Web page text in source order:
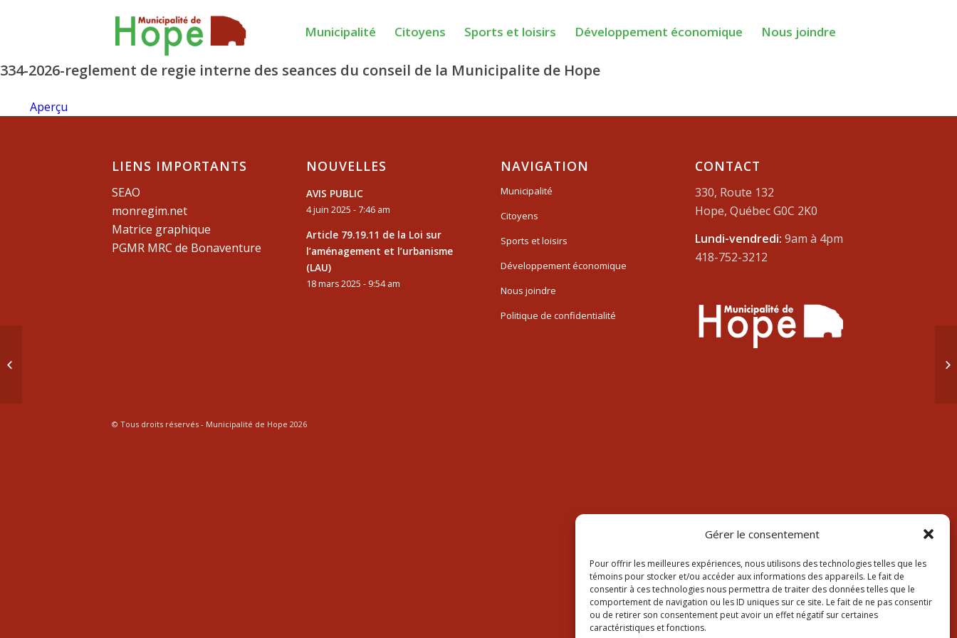
Gérer le consentement
Pour offrir les meilleures expériences, nous utilisons des technologies telles que les
témoins pour stocker et/ou accéder aux informations des appareils. Le fait de
consentir à ces technologies nous permettra de traiter des données telles que le
comportement de navigation ou les ID uniques sur ce site. Le fait de ne pas consentir
ou de retirer son consentement peut avoir un effet négatif sur certaines
caractéristiques et fonctions.
Municipalité Citoyens Sports et loisirs Développement économique Nous joindre
334-2026-reglement de regie interne des seances du conseil de la Municipalite de Hope
Aperçu
LIENS IMPORTANTS
SEAO
monregim.net
Matrice graphique
PGMR MRC de Bonaventure
NOUVELLES
AVIS PUBLIC
4 juin 2025 - 7:46 am
Article 79.19.11 de la Loi sur
l’aménagement et l’urbanisme
(LAU)
18 mars 2025 - 9:54 am
NAVIGATION
Municipalité
Citoyens
Sports et loisirs
Développement économique
Nous joindre
Politique de confidentialité
CONTACT
330, Route 132
Hope, Québec G0C 2K0
Lundi-vendredi: 9am à 4pm
418-752-3212
© Tous droits réservés - Municipalité de Hope 2026